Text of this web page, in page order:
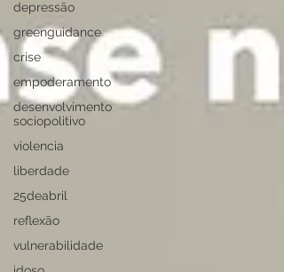
depressão
greenguidance
crise
empoderamento
desenvolvimento
sociopolitivo
violencia
liberdade
25deabril
reflexão
vulnerabilidade